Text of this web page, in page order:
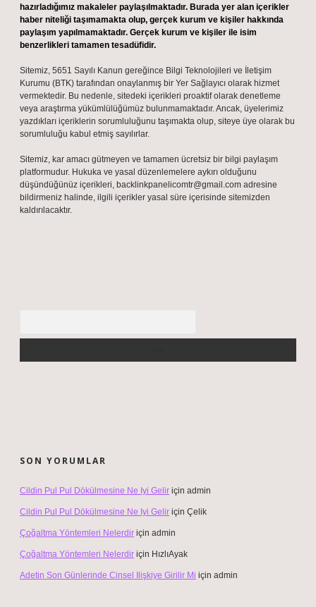
hazırladığımız makaleler paylaşılmaktadır. Burada yer alan içerikler
haber niteliği taşımamakta olup, gerçek kurum ve kişiler hakkında
paylaşım yapılmamaktadır. Gerçek kurum ve kişiler ile isim
benzerlikleri tamamen tesadüfidir.
Sitemiz, 5651 Sayılı Kanun gereğince Bilgi Teknolojileri ve İletişim
Kurumu (BTK) tarafından onaylanmış bir Yer Sağlayıcı olarak hizmet
vermektedir. Bu nedenle, sitedeki içerikleri proaktif olarak denetleme
veya araştırma yükümlülüğümüz bulunmamaktadır. Ancak, üyelerimiz
yazdıkları içeriklerin sorumluluğunu taşımakta olup, siteye üye olarak bu
sorumluluğu kabul etmiş sayılırlar.
Sitemiz, kar amacı gütmeyen ve tamamen ücretsiz bir bilgi paylaşım
platformudur. Hukuka ve yasal düzenlemelere aykırı olduğunu
düşündüğünüz içerikleri, backlinkpanelicomtr@gmail.com adresine
bildirmeniz halinde, ilgili içerikler yasal süre içerisinde sitemizden
kaldırılacaktır.
SON YORUMLAR
Cildin Pul Pul Dökülmesine Ne Iyi Gelir için admin
Cildin Pul Pul Dökülmesine Ne Iyi Gelir için Çelik
Çoğaltma Yöntemleri Nelerdir için admin
Çoğaltma Yöntemleri Nelerdir için HızlıAyak
Adetin Son Günlerinde Cinsel Ilişkiye Girilir Mi için admin